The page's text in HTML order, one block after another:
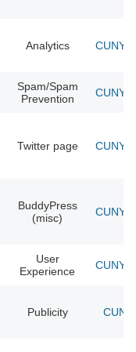
Analytics CUNY
Spam/Spam
Prevention
CUNY
Twitter page CUNY
BuddyPress
(misc)
CUNY
User
Experience
CUNY
Publicity